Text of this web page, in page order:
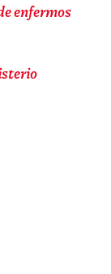
enfermos